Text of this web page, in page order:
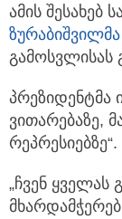
ამის შესახებ
ზურაბიშვილმა
გამოსვლისას
პრეზიდენტმა
ვითარებაზე,
რეპრესიებზე“.
„ჩვენ ყველას